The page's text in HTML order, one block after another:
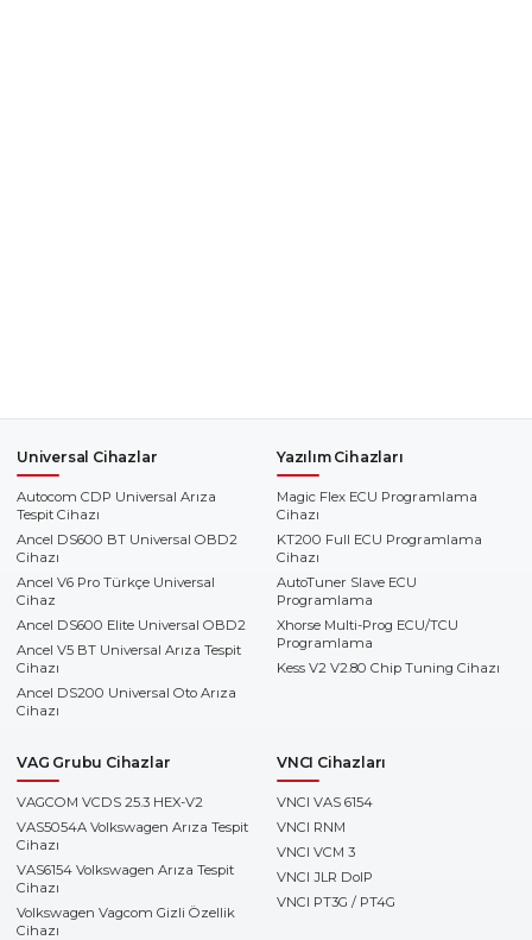
Universal Cihazlar
Autocom CDP Universal Arıza
Tespit Cihazı
Ancel DS600 BT Universal OBD2
Cihazı
Ancel V6 Pro Türkçe Universal
Cihaz
Ancel DS600 Elite Universal OBD2
Ancel V5 BT Universal Arıza Tespit
Cihazı
Ancel DS200 Universal Oto Arıza
Cihazı
Yazılım Cihazları
Magic Flex ECU Programlama
Cihazı
KT200 Full ECU Programlama
Cihazı
AutoTuner Slave ECU
Programlama
Xhorse Multi-Prog ECU/TCU
Programlama
Kess V2 V2.80 Chip Tuning Cihazı
VAG Grubu Cihazlar
VAGCOM VCDS 25.3 HEX-V2
VAS5054A Volkswagen Arıza Tespit
Cihazı
VAS6154 Volkswagen Arıza Tespit
Cihazı
Volkswagen Vagcom Gizli Özellik
Cihazı
VNCI Cihazları
VNCI VAS 6154
VNCI RNM
VNCI VCM 3
VNCI JLR DoIP
VNCI PT3G / PT4G